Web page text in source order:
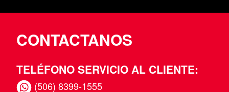
CONTACTANOS
TELÉFONO SERVICIO AL CLIENTE:
(506) 8399-1555